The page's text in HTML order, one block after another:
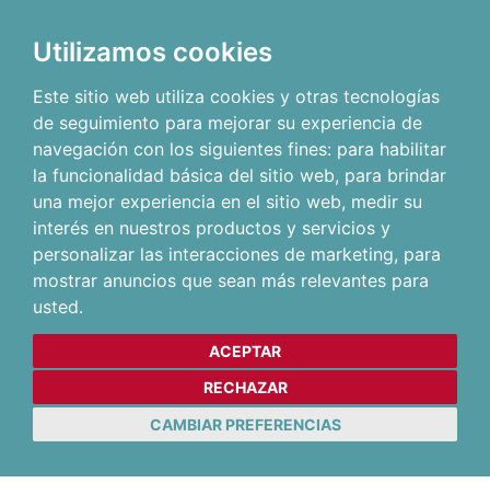
Utilizamos cookies
Este sitio web utiliza cookies y otras tecnologías
de seguimiento para mejorar su experiencia de
navegación con los siguientes fines: para habilitar
la funcionalidad básica del sitio web, para brindar
una mejor experiencia en el sitio web, medir su
interés en nuestros productos y servicios y
personalizar las interacciones de marketing, para
mostrar anuncios que sean más relevantes para
usted.
ACEPTAR
RECHAZAR
CAMBIAR PREFERENCIAS